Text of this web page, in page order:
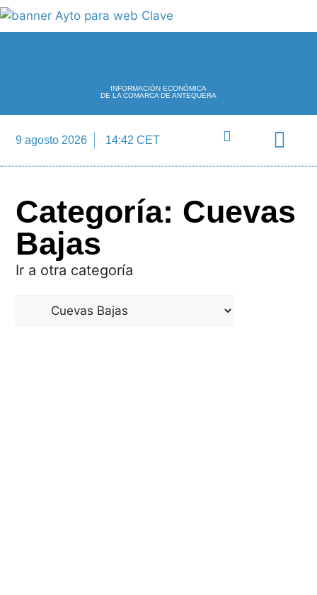
INFORMACIÓN ECONÓMICA
DE LA COMARCA DE ANTEQUERA
9 agosto 2026 14:42 CET
Categoría: Cuevas
Bajas
Ir a otra categoría